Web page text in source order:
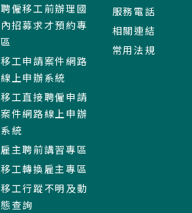
聘僱移工前辦理國
內招募求才預約專
區
移工申請案件網路
線上申辦系統
移工直接聘僱申請
案件網路線上申辦
系統
雇主聘前講習專區
移工轉換雇主專區
移工行蹤不明及動
態查詢
服務電話
相關連結
常用法規